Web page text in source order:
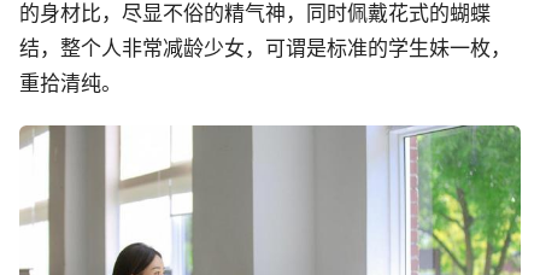
的身材比，尽显不俗的精气神，同时佩戴花式的蝴蝶
结，整个人非常减龄少女，可谓是标准的学生妹一枚，
重拾清纯。